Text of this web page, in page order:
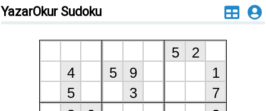
YazarOkur Sudoku